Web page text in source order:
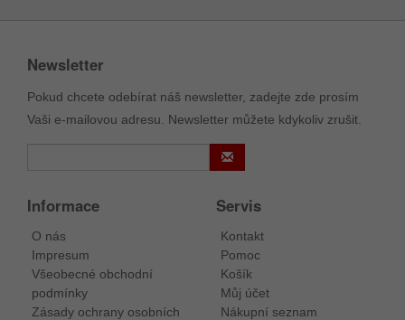
Newsletter
Pokud chcete odebírat náš newsletter, zadejte zde prosím
Vaši e-mailovou adresu. Newsletter můžete kdykoliv zrušit.
Informace
O nás
Impresum
Všeobecné obchodní
podmínky
Zásady ochrany osobních
Servis
Kontakt
Pomoc
Košík
Můj účet
Nákupní seznam